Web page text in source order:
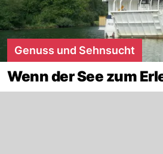
Genuss und Sehnsucht
Wenn der See zum